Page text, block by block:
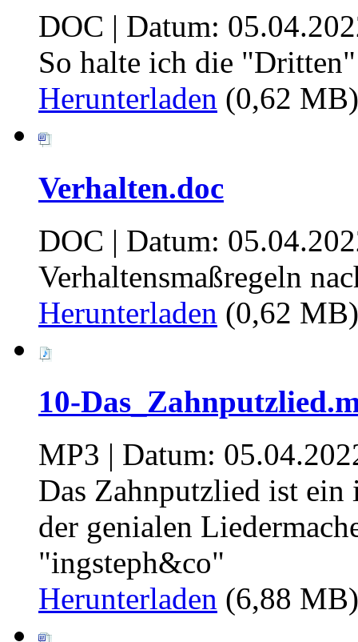
DOC | Datum:
So halte ich die "Dritten"
Herunterladen (0,62 MB)
Verhalten.doc
DOC | Datum:
Verhaltensmaßregeln
Herunterladen (0,62 MB)
10-
MP3 | Datum:
Das Zahnputzlied ist
der genialen
"ingsteph&co"
Herunterladen (6,88 MB)